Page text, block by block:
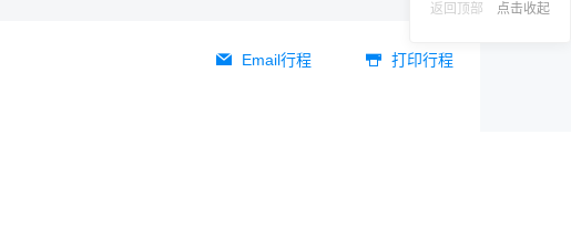
Email行程 打印行程
返回顶部 点击收起